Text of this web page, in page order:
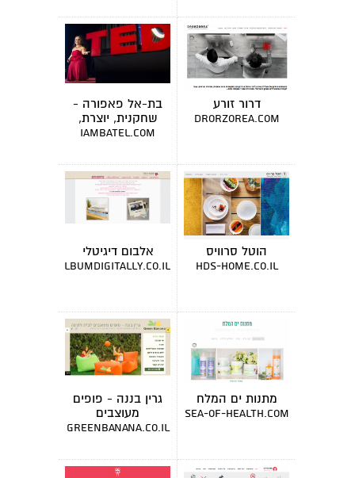
דרור זורע
drorzorea.com
בת-אל פאפורה -
שחקנית, יוצרת,
מרצה
iambatel.com
הוטל סרוויס
hds-home.co.il
אלבום דיגיטלי
albumdigitally.co.il
מתנות ים המלח
sea-of-health.com
גרין בננה - פופים
מעוצבים
greenbanana.co.il